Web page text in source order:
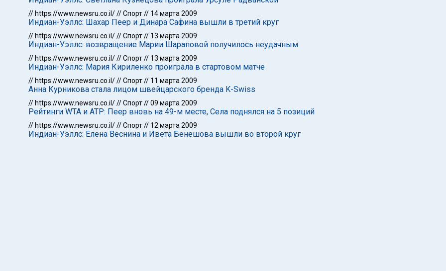
// https://www.newsru.co.il///Спорт// 14 марта 2009
Индиан-Уэллс: Шахар Пеер и Динара Сафина вышли в третий круг
// https://www.newsru.co.il///Спорт// 13 марта 2009
Индиан-Уэллс: возвращение Марии Шараповой получилось неудачным
// https://www.newsru.co.il///Спорт// 13 марта 2009
Индиан-Уэллс: Мария Кириленко проиграла в стартовом матче
// https://www.newsru.co.il///Спорт// 11 марта 2009
Анна Курникова стала лицом швейцарского бренда K-Swiss
// https://www.newsru.co.il///Спорт//09 марта 2009
Рейтинги WTA и ATP: Пеер вновь на 49-м месте, Села поднялся на 5 позиций
// https://www.newsru.co.il///Спорт// 12 марта 2009
Индиан-Уэллс: Елена Веснина и Ивета Бенешова вышли во второй круг